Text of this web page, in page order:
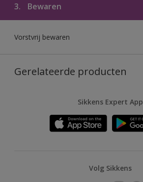
3. Bewaren
Vorstvrij bewaren
Gerelateerde producten
Sikkens Expert App
Volg Sikkens